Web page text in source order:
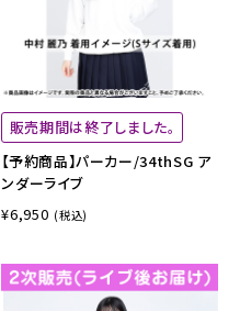
販売期間は終了しました。
【予約商品】パーカー/34thSG ア
ンダーライブ
¥6,950 (税込)